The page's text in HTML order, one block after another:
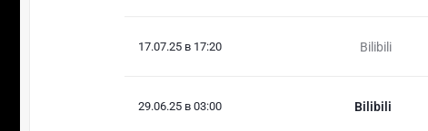
17.07.25 в 17:20 Bilibili
29.06.25 в 03:00 Bilibili